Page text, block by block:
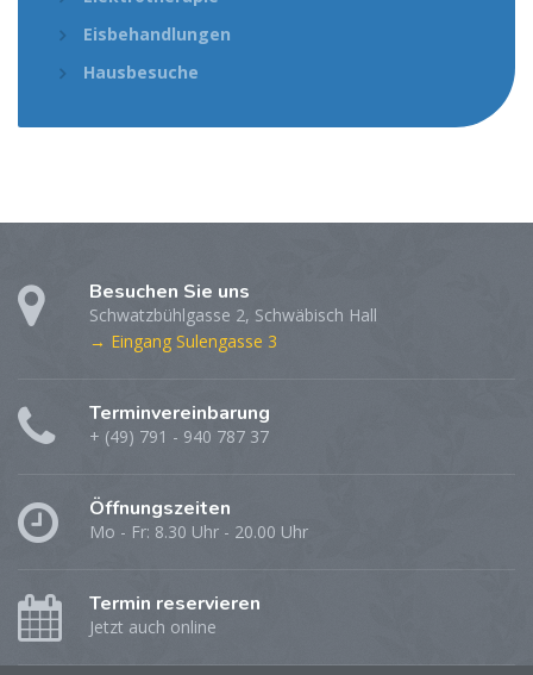
Eisbehandlungen
Hausbesuche
Besuchen Sie uns
Schwatzbühlgasse 2, Schwäbisch Hall
→ Eingang Sulengasse 3
Terminvereinbarung
+ (49) 791 - 940 787 37
Öffnungszeiten
Mo - Fr: 8.30 Uhr - 20.00 Uhr
Termin reservieren
Jetzt auch online